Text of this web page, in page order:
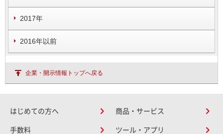
2017年
2016年以前
企業・開示情報トップへ戻る
はじめての方へ 商品・サービス
手数料 ツール・アプリ